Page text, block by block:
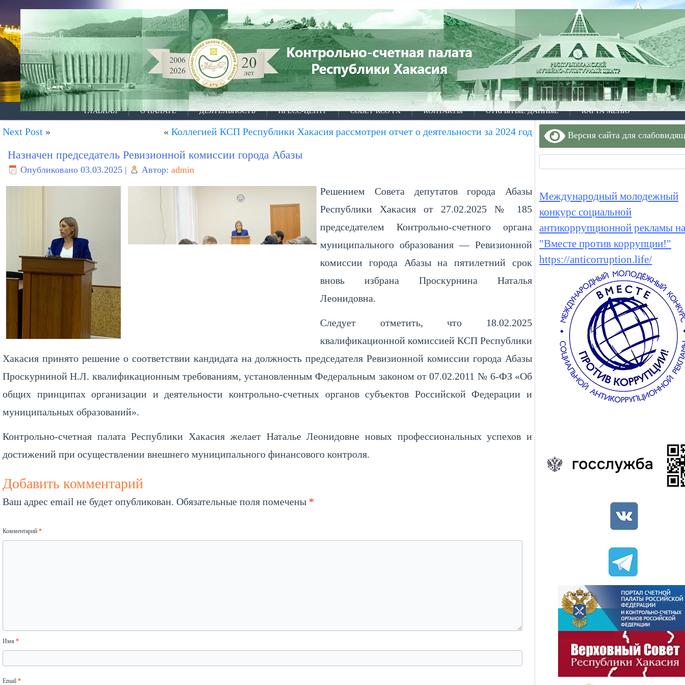
ГЛАВНАЯ О ПАЛАТЕ ДЕЯТЕЛЬНОСТЬ ПРЕСС-ЦЕНТР СОВЕТ КСО РХ КОНТАКТЫ ОТКРЫТЫЕ ДАННЫЕ КАРТА МЕНЮ
Next Post » « Коллегией КСП Республики Хакасия рассмотрен отчет о деятельности за 2024 год
Назначен председатель Ревизионной комиссии города Абазы
Опубликовано 03.03.2025 | Автор: admin
Решением Совета депутатов города Абазы
Республики Хакасия от 27.02.2025 № 185
председателем Контрольно-счетного органа
муниципального образования — Ревизионной
комиссии города Абазы на пятилетний срок
вновь избрана Проскурнина Наталья
Леонидовна.
Следует отметить, что 18.02.2025
квалификационной комиссией КСП Республики
Хакасия принято решение о соответствии кандидата на должность председателя Ревизионной комиссии города Абазы
Проскурниной Н.Л. квалификационным требованиям, установленным Федеральным законом от 07.02.2011 № 6-ФЗ «Об
общих принципах организации и деятельности контрольно-счетных органов субъектов Российской Федерации и
муниципальных образований».
Контрольно-счетная палата Республики Хакасия желает Наталье Леонидовне новых профессиональных успехов и
достижений при осуществлении внешнего муниципального финансового контроля.
Добавить комментарий
Ваш адрес email не будет опубликован. Обязательные поля помечены *
Комментарий *
Имя *
Email *
Версия сайта для
Международный молодежный
конкурс социальной
антикоррупционной рекламы
"Вместе против коррупции!"
https://anticorruption.life/